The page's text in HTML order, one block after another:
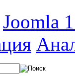
Joomla